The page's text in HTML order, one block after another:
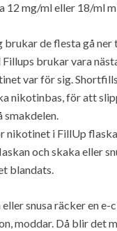
12 mg/ml eller 18/ml
brukar de flesta gå
brukar vara
var för sig.
nikotinbas, för att
nikotinet i FillUp
och skaka eller
blandats.
snusa räcker en
moddar. Då blir det